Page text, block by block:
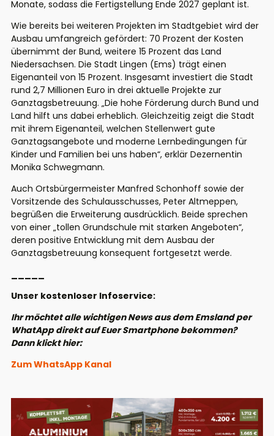
Monate, sodass die Fertigstellung Ende 2027 geplant ist.
Wie bereits bei weiteren Projekten im Stadtgebiet wird der
Ausbau umfangreich gefördert: 70 Prozent der Kosten
übernimmt der Bund, weitere 15 Prozent das Land
Niedersachsen. Die Stadt Lingen (Ems) trägt einen
Eigenanteil von 15 Prozent. Insgesamt investiert die Stadt
rund 2,7 Millionen Euro in drei aktuelle Projekte zur
Ganztagsbetreuung. „Die hohe Förderung durch Bund und
Land hilft uns dabei erheblich. Gleichzeitig zeigt die Stadt
mit ihrem Eigenanteil, welchen Stellenwert gute
Ganztagsangebote und moderne Lernbedingungen für
Kinder und Familien bei uns haben“, erklär Dezernentin
Monika Schwegmann.
Auch Ortsbürgermeister Manfred Schonhoff sowie der
Vorsitzende des Schulausschusses, Peter Altmeppen,
begrüßen die Erweiterung ausdrücklich. Beide sprechen
von einer „tollen Grundschule mit starken Angeboten“,
deren positive Entwicklung mit dem Ausbau der
Ganztagsbetreuung konsequent fortgesetzt werde.
Unser kostenloser Infoservice:
Ihr möchtet alle wichtigen News aus dem Emsland per
WhatApp direkt auf Euer Smartphone bekommen?
Dann klickt hier:
Zum WhatsApp Kanal